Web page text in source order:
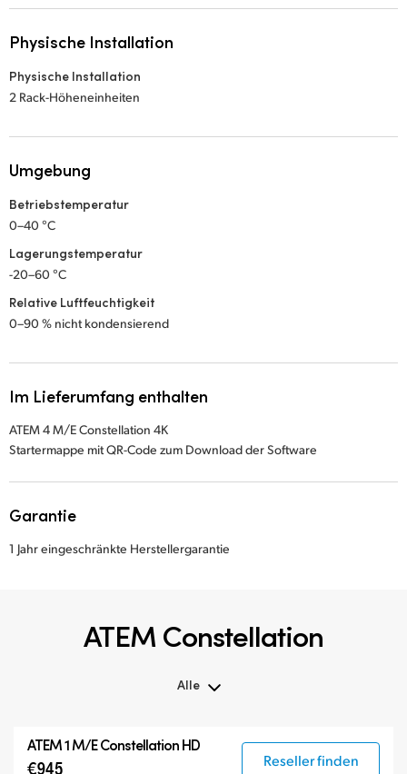
Physische Installation
Physische Installation
2 Rack-Höheneinheiten
Umgebung
Betriebstemperatur
0–40 °C
Lagerungstemperatur
-20–60 °C
Relative Luftfeuchtigkeit
0–90 % nicht kondensierend
Im Lieferumfang enthalten
ATEM 4 M/E Constellation 4K
Startermappe mit QR-Code zum Download der Software
Garantie
1 Jahr eingeschränkte Herstellergarantie
ATEM Constellation
Alle
ATEM 1 M/E Constellation HD
€945 Reseller finden